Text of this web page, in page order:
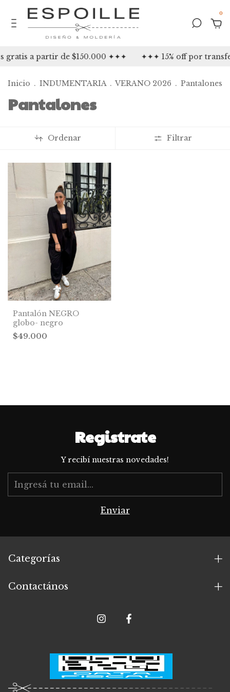
0
a partir de $150.000 ✦✦✦ ✦✦✦ 15% off por
Inicio . INDUMENTARIA . VERANO 2026 . Pantalones
Pantalones
Ordenar Filtrar
Pantalón NEGRO
globo- negro
$49.000
Registrate
Y recibí nuestras novedades!
Categorías
Contactános